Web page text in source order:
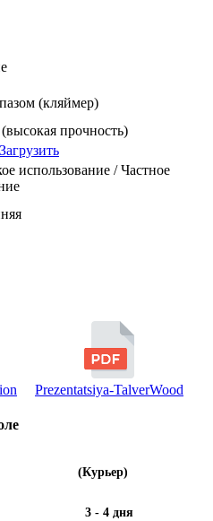
(кляймер)
прочность)
Загрузить
использование / Частное
Prezentatsiya-TalverWood
(Курьер)
3 - 4 дня